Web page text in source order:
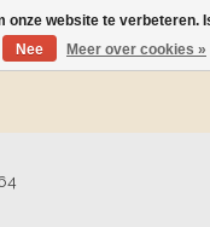
zaterdag 9 mei worden er
onze website te verbeteren.
Nee
Meer over cookies »